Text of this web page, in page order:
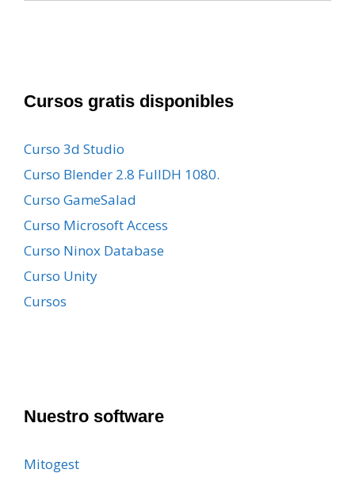
Cursos gratis disponibles
Curso 3d Studio
Curso Blender 2.8 FullDH 1080.
Curso GameSalad
Curso Microsoft Access
Curso Ninox Database
Curso Unity
Cursos
Nuestro software
Mitogest